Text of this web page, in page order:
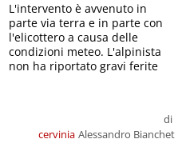
cervinia
di
Alessandro Bianchet
L'intervento è avvenuto in
parte via terra e in parte con
l'elicottero a causa delle
condizioni meteo. L'alpinista
non ha riportato gravi ferite